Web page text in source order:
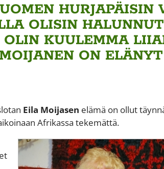
HURJAPÄISIN
OLISIN
OLIN KUULEMMA
ON
Eila Moijasen elämä on ollut
Afrikassa tekemättä.